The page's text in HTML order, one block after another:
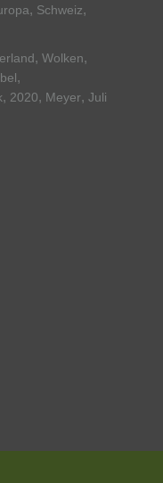
, Schweiz,
, Wolken,
,
, 2020, Meyer, Juli